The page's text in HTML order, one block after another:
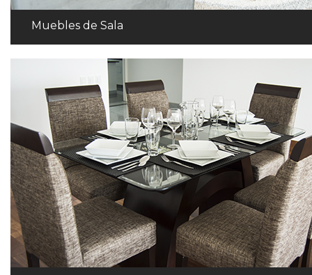
Muebles de Sala